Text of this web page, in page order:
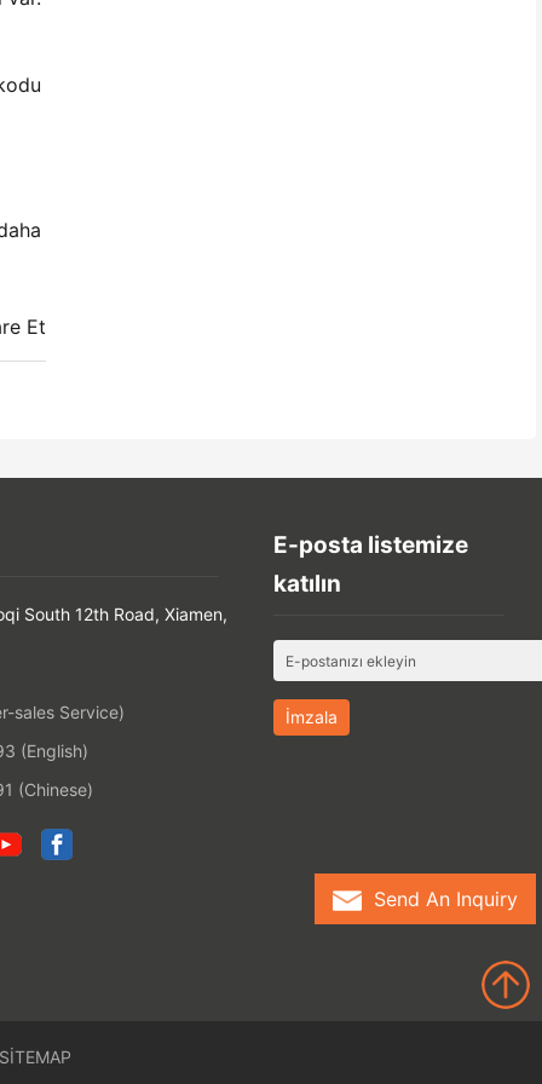
Et
South 12th Road, Xiamen,
sales Service)
(English)
(Chinese)
E-posta listemize
katılın
SITEMAP
Send An Inquiry